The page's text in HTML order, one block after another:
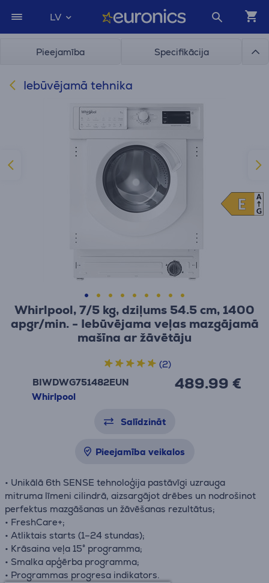
LV
Pieejamība Specifikācija
Iebūvējamā tehnika
Whirlpool, 7/5 kg, dziļums 54.5 cm, 1400
apgr/min. - Iebūvējama veļas mazgājamā
mašīna ar žāvētāju
BIWDWG751482EUN
Whirlpool
489.99 €
(2)
Salīdzināt
Pieejamība veikalos
• Unikālā 6th SENSE tehnoloģija pastāvīgi uzrauga
mitruma līmeni cilindrā, aizsargājot drēbes un nodrošinot
perfektus mazgāšanas un žāvēšanas rezultātus;
• FreshCare+;
• Atliktais starts (1–24 stundas);
• Krāsaina veļa 15° programma;
• Smalka apģērba programma;
• Programmas progresa indikators.
E
E
A
G